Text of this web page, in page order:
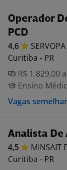
Operador
PCD
4,6
Curitiba - PR
R$ 1.829,00
Ensino
Vagas
Analista De
4,5 MINSAIT
Curitiba - PR